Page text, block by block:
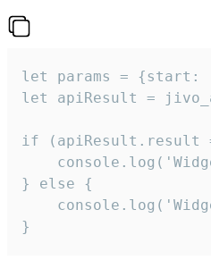
let params =
let apiResult =
if
} else {
}